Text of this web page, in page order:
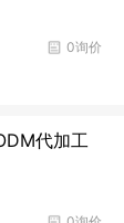
0询价
代加工